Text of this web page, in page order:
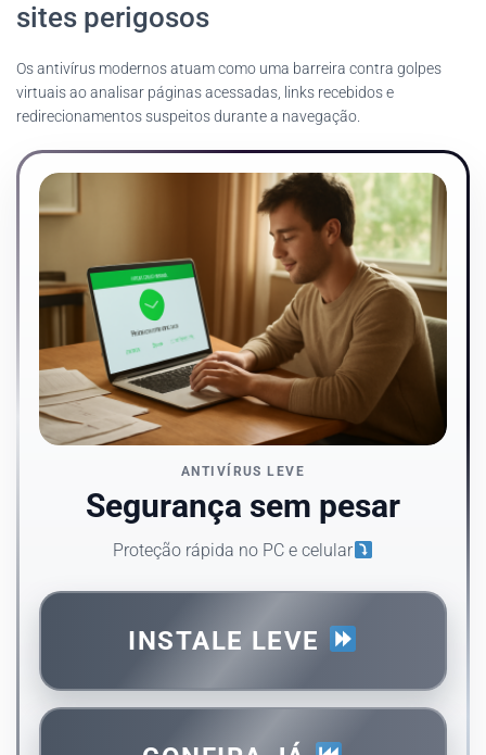
sites perigosos
Os antivírus modernos atuam como uma barreira contra golpes
virtuais ao analisar páginas acessadas, links recebidos e
redirecionamentos suspeitos durante a navegação.
ANTIVÍRUS LEVE
Segurança sem pesar
Proteção rápida no PC e celular
INSTALE LEVE